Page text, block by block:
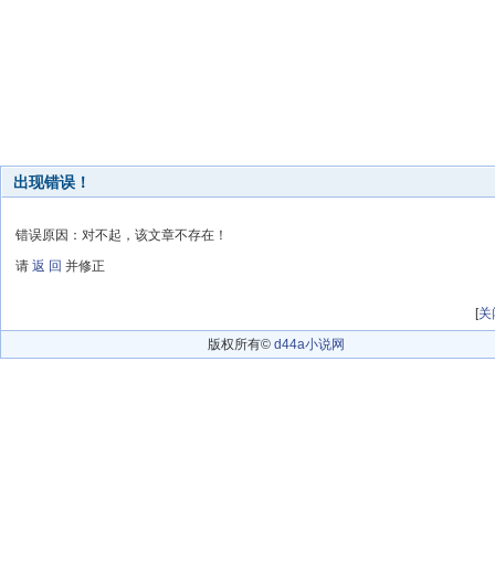
出现错误！
错误原因：对不起，该文章不存在！
请 返 回 并修正
[关
版权所有© d44a小说网